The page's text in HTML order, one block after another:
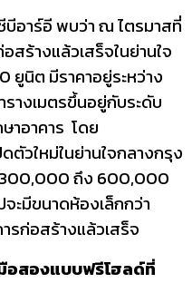
อาร์อี พบว่า ณ ไตรมาสที่
อสร้างแล้วเสร็จในย่านใจ
ยูนิต มีราคาอยู่ระหว่าง
างเมตรขึ้นอยู่กับระดับ
าอาคาร โดย
ดตัวใหม่ในย่านใจกลางกรุง
,000 ถึง 600,000
ะมีขนาดห้องเล็กกว่า
รก่อสร้างแล้วเสร็จ
อสองแบบฟรีโฮลด์ที่